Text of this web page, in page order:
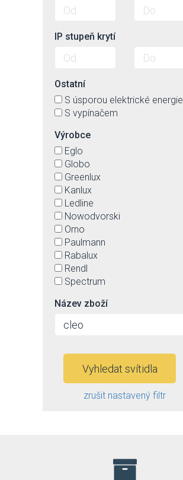
IP stupeň krytí
Ostatní
S úsporou elektrické energie
S vypínačem
Výrobce
Eglo
Globo
Greenlux
Kanlux
Ledline
Nowodvorski
Orno
Paulmann
Rabalux
Rendl
Spectrum
Název zboží
Vyhledat svítidla
zrušit nastavený filtr